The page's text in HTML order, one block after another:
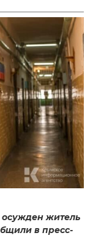
житель
в пресс-